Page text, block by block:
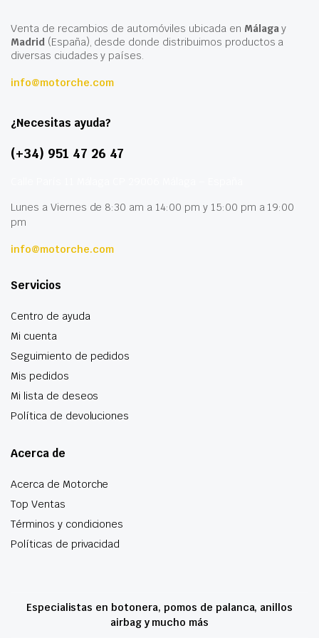
Venta de recambios de automóviles ubicada en Málagay
Madrid(España), desde donde distribuimos productos a
diversas ciudades y países.
info@motorche.com
¿Necesitas ayuda?
(+34) 951 47 26 47
Lunes a Viernes de 8:30 am a 14:00 pm y 15:00 pm a 19:00
pm
info@motorche.com
Servicios
Centro de ayuda
Mi cuenta
Seguimiento de pedidos
Mis pedidos
Mi lista de deseos
Política de devoluciones
Acerca de
Acerca de Motorche
Top Ventas
Términos y condiciones
Políticas de privacidad
Especialistas en botonera, pomos de palanca, anillos
airbag y mucho más